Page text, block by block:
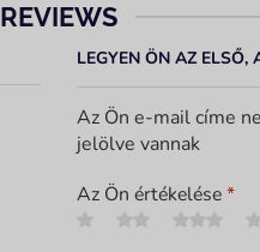
REVIEWS
LEGYEN ÖN AZ ELSŐ,
Az Ön e-mail címe
jelölve vannak
Az Ön értékelése*